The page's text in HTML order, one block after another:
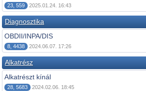
23, 559 2025.01.24. 16:43
Diagnosztika
OBDII/INPA/DIS
8, 4438 2024.06.07. 17:26
Alkatrész
Alkatrészt kínál
28, 5683 2024.02.06. 18:45